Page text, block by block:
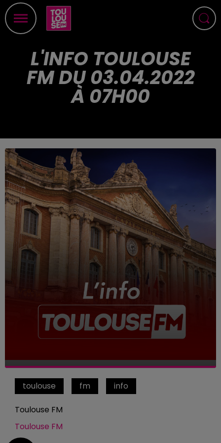
L'INFO TOULOUSE
FM DU 03.04.2022
À 07H00
toulouse fm info
Toulouse FM
Toulouse FM